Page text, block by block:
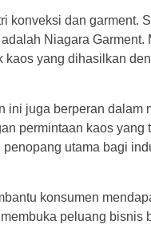
konveksi dan garment.
Niagara Garment.
kaos yang dihasilkan
ini juga berperan dalam
permintaan kaos yang
utama bagi
konsumen
peluang bisnis